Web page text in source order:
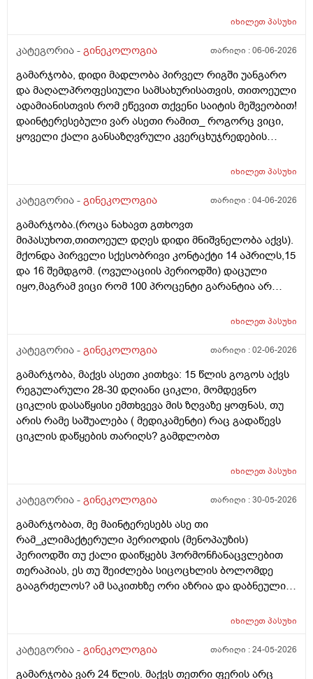
იხილეთპასუხი
კატეგორია - გინეკოლოგია თარიღი :06-06-2026
გამარჯობა, დიდი მადლობა პირველ რიგში უანგარო
და მაღალპროფესიული სამსახურისათვის, თითოეული
ადამიანისთვის რომ ეწევით თქვენი საიტის მეშვეობით!
დაინტერესებული ვარ ასეთი რამით_ როგორც ვიცი,
ყოველი ქალი განსაზღვრული კვერცხუჯრედების
თითოელისთვის, ეს რიცხვი ინდივიდუალურია? რაზეა
(ჩვილობიდან) რომელ პროცესებზე? ქალის
რომ დავუშვათ, ზოგიერთ ქალბატონს მეტი
რაოდენობა აქვთ მათ ორგანიზმში
კვერცხუჯრედებისა, დაბადების პროცესიდან და ზოგს
კი მცირე? მადლობთ!
იხილეთპასუხი
კატეგორია - გინეკოლოგია თარიღი :04-06-2026
გამარჯობა.(როცა ნახავთ გთხოვთ
მიპასუხოთ,თითოეულ დღეს დიდი მნიშვნელობა აქვს).
მქონდა პირველი სქესობრივი კონტაქტი 14 აპრილს,15
და 16 შემდგომ. (ოვულაციის პერიოდში) დაცული
იყო,მაგრამ ვიცი რომ 100 პროცენტი გარანტია არ
ვფოქრობ რადგანაც Implantation bleeding არსებობს და
ჩვეულებრივ 3-4 დღე,მაგრამ ადრე
მალევე ვირუსი შემხვდა,სიცხე,გულისრევის
შეგრძნებაც მქონდა. მალევე გავიკეთე
ტესტი,უარყოფითი იყო. ეგ უცნაური შეგრძნება
რამოდენიმე დღე მქონდა. ახლა მენტრუაციას
ველოდები,მაგრამ არ მომივიდა,შუალედი 28-32 დღე
მოქმედებსო,2 კვირის წინ სხვა ქალაქში გავემგვაზრე
გავიკეთე ისევ უარყოფითია. შემდეგი 1 კვირის
განმავლობაში ვერ ვახერხებ მისვლას ექიმთან. არის
რაიმე შანსი ფეხმძიმობის? აზრი აქვს განმეორებით
ტესტს? მენტრუაცია რეგულარული მქონდა ხოლმე28-
30 დღე შუალედი.
იხილეთპასუხი
კატეგორია - გინეკოლოგია თარიღი :02-06-2026
გამარჯობა, მაქვს ასეთი კითხვა: 15 წლის გოგოს აქვს
რეგულარული 28-30 დღიანი ციკლი, მომდევნო
ციკლის დასაწყისი ემთხვევა მის ზღვაზე ყოფნას, თუ
არის რამე საშუალება ( მედიკამენტი) რაც გადაწევს
ციკლის დაწყების თარიღს? გამდლობთ
იხილეთპასუხი
კატეგორია - გინეკოლოგია თარიღი :30-05-2026
გამარჯობათ, მე მაინტერესებს ასე თი
რამ_კლიმაქტერული პერიოდის (მენოპაუზის)
პერიოდში თუ ქალი დაიწყებს ჰორმონჩანაცვლებით
თერაპიას, ეს თუ შეიძლება სიცოცხლის ბოლომდე
გააგრძელოს? ამ საკითხზე ორი აზრია და დაბნეული
ჰორმონჩანაცვლებითი თერაპია (სიცოცხლის
დაავადებებსა და ალცჰაიმერის რისკს უმცირებს და
იხილეთპასუხი
კატეგორია - გინეკოლოგია თარიღი :24-05-2026
გამარჯობა ვარ 24 წლის. მაქვს თეთრი ფერის არც